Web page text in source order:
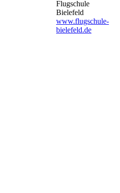
Flugschule
Bielefeld
www.flugschule-
bielefeld.de